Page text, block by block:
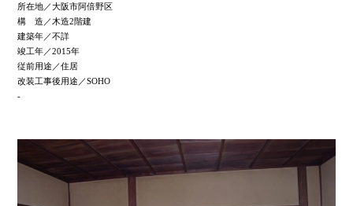
所在地／大阪市阿倍野区
構 造／木造2階建
建築年／不詳
竣工年／2015年
従前用途／住居
改装工事後用途／SOHO